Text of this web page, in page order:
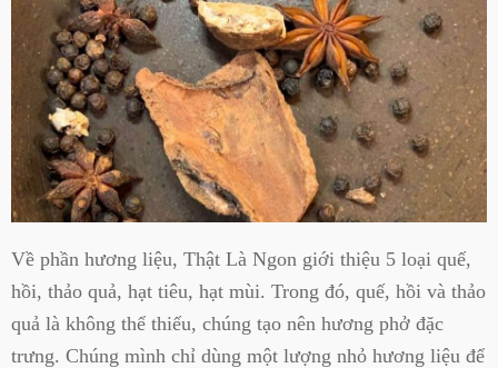
Về phần hương liệu, Thật Là Ngon giới thiệu 5 loại quế,
hồi, thảo quả, hạt tiêu, hạt mùi. Trong đó, quế, hồi và thảo
quả là không thể thiếu, chúng tạo nên hương phở đặc
trưng. Chúng mình chỉ dùng một lượng nhỏ hương liệu để